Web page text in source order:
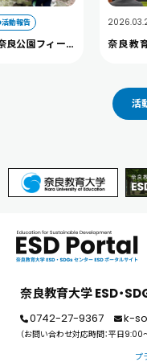
活動報告
良公園フィール
奈良教
活
奈良教育大学 ESD・
0742-27-9367 k-
（お問い合わせ対応時間：平日
プ